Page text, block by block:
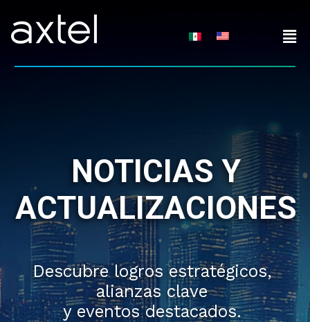
content
NOTICIAS Y
ACTUALIZACIONES
Descubre logros estratégicos,
alianzas clave
y eventos destacados.